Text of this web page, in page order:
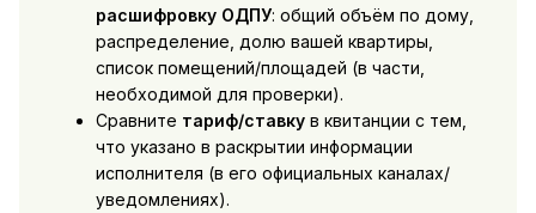
расшифровку ОДПУ: общий объём по дому,
распределение, долю вашей квартиры,
список помещений/площадей (в части,
необходимой для проверки).
Сравните тариф/ставкув квитанции с тем,
что указано в раскрытии информации
исполнителя (в его официальных каналах/
уведомлениях).